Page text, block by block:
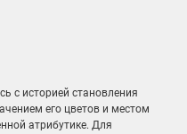
с историей становления
его цветов и местом
атрибутике. Для